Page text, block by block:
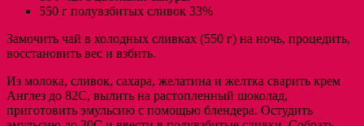
550 г полувзбитых сливок 33%
Замочить чай в холодных сливках (550 г) на ночь, процедить,
восстановить вес и взбить.
Из молока, сливок, сахара, желатина и желтка сварить крем
Англез до 82С, вылить на растопленный шоколад,
приготовить эмульсию с помощью блендера. Остудить